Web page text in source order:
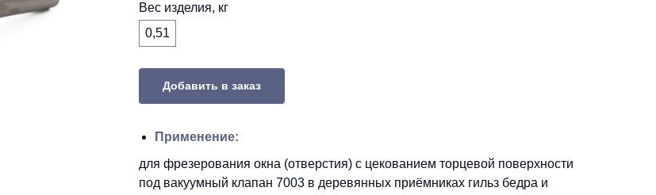
Вес изделия, кг
0,51
Добавить в заказ
Применение:
для фрезерования окна (отверстия) с цекованием торцевой поверхности
под вакуумный клапан 7003 в деревянных приёмниках гильз бедра и